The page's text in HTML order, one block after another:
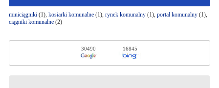
miniciągniki(1), kosiarki komunalne(1), rynek komunalny(1), portal komunalny(1),
ciągniki komunalne(2)
30490 16845